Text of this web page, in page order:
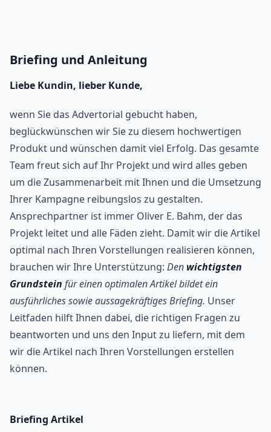
Briefing und Anleitung
Liebe Kundin, lieber Kunde,
wenn Sie das Advertorial gebucht haben,
beglückwünschen wir Sie zu diesem hochwertigen
Produkt und wünschen damit viel Erfolg. Das gesamte
Team freut sich auf Ihr Projekt und wird alles geben
um die Zusammenarbeit mit Ihnen und die Umsetzung
Ihrer Kampagne reibungslos zu gestalten.
Ansprechpartner ist immer Oliver E. Bahm, der das
Projekt leitet und alle Fäden zieht. Damit wir die Artikel
optimal nach Ihren Vorstellungen realisieren können,
brauchen wir Ihre Unterstützung: Den wichtigsten
Grundstein für einen optimalen Artikel bildet ein
ausführliches sowie aussagekräftiges Briefing. Unser
Leitfaden hilft Ihnen dabei, die richtigen Fragen zu
beantworten und uns den Input zu liefern, mit dem
wir die Artikel nach Ihren Vorstellungen erstellen
können.
Briefing Artikel